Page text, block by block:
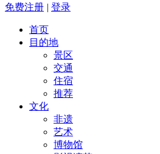
免费注册 | 登录
首页
目的地
景区
交通
住宿
推荐
文化
非遗
艺术
博物馆